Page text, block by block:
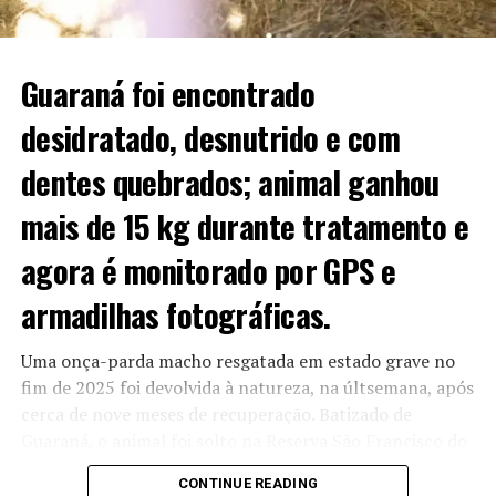
Guaraná foi encontrado
desidratado, desnutrido e com
dentes quebrados; animal ganhou
mais de 15 kg durante tratamento e
agora é monitorado por GPS e
armadilhas fotográficas.
Uma onça-parda macho resgatada em estado grave no
fim de 2025 foi devolvida à natureza, na últsemana, após
cerca de nove meses de recuperação. Batizado de
Perigara, em Barão de Melgaço, a 121 km de Cuiabá,
CONTINUE READING